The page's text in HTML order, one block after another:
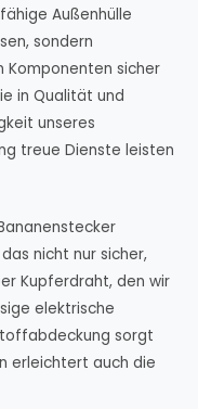
Außenhülle
sondern
Komponenten sicher
in Qualität und
unseres
treue Dienste leisten
nicht nur sicher,
Kupferdraht, den wir
elektrische
sorgt
erleichtert auch die